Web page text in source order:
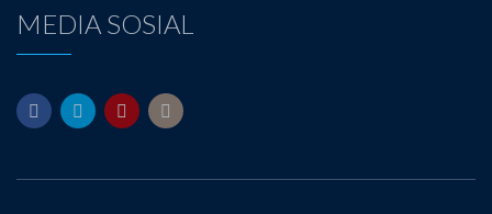
n
MEDIA SOSIAL